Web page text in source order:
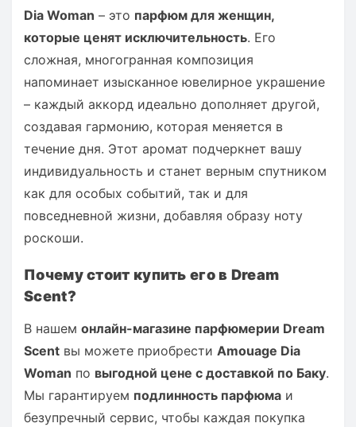
Dia Woman – это парфюм для женщин,
которые ценят исключительность. Его
сложная, многогранная композиция
напоминает изысканное ювелирное украшение
– каждый аккорд идеально дополняет другой,
создавая гармонию, которая меняется в
течение дня. Этот аромат подчеркнет вашу
индивидуальность и станет верным спутником
как для особых событий, так и для
повседневной жизни, добавляя образу ноту
роскоши.
Почему стоит купить его в Dream
Scent?
В нашем онлайн-магазине парфюмерии Dream
Scent вы можете приобрести Amouage Dia
Woman по выгодной цене с доставкой по Баку.
Мы гарантируем подлинность парфюма и
безупречный сервис, чтобы каждая покупка